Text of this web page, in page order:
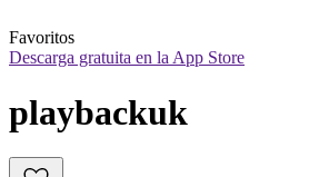
Favoritos
Descarga gratuita en la App Store
playbackuk